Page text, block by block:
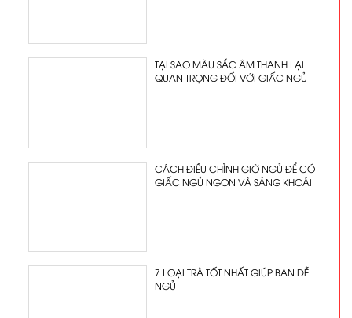
TẠI SAO MÀU SẮC ÂM THANH LẠI
QUAN TRỌNG ĐỐI VỚI GIẤC NGỦ
CÁCH ĐIỀU CHỈNH GIỜ NGỦ ĐỂ CÓ
GIẤC NGỦ NGON VÀ SẢNG KHOÁI
7 LOẠI TRÀ TỐT NHẤT GIÚP BẠN DỄ
NGỦ